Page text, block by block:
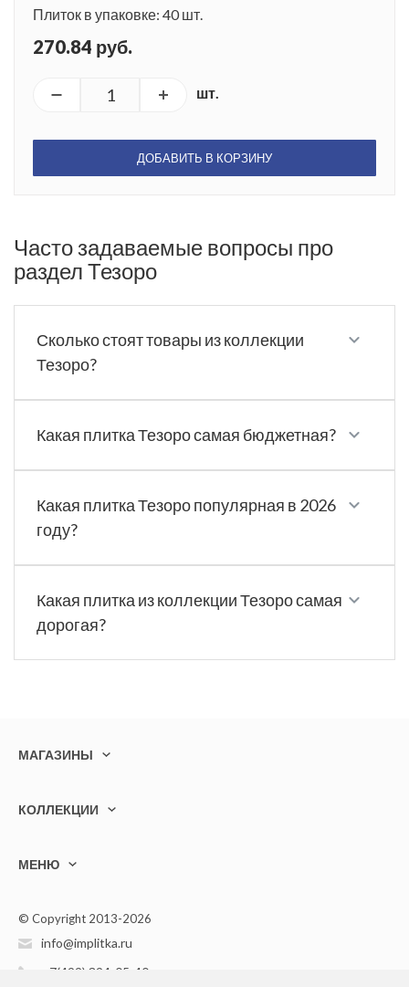
Плиток в упаковке: 40 шт.
270.84 руб.
шт.
ДОБАВИТЬ В КОРЗИНУ
Часто задаваемые вопросы про
раздел Тезоро
Сколько стоят товары из коллекции
Тезоро?
Какая плитка Тезоро самая бюджетная?
Какая плитка Тезоро популярная в 2026
году?
Какая плитка из коллекции Тезоро самая
дорогая?
МАГАЗИНЫ
КОЛЛЕКЦИИ
МЕНЮ
© Copyright 2013-2026
info@implitka.ru
+7(499) 394-05-40